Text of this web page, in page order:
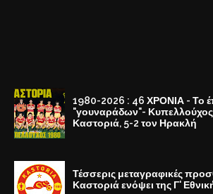
1980-2026 : 46 ΧΡΟΝΙΑ - Το
"γουναράδων"-
Καστοριά, 5-2 τον Ηρακλή
Τέσσερις μεταγραφικές
Καστοριά ενόψει της Γ'